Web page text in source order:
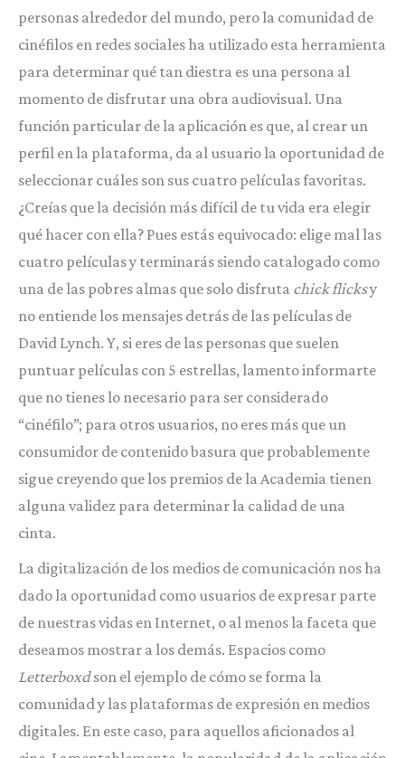
personas alrededor del mundo, pero la comunidad de
cinéfilos en redes sociales ha utilizado esta herramienta
para determinar qué tan diestra es una persona al
momento de disfrutar una obra audiovisual. Una
función particular de la aplicación es que, al crear un
perfil en la plataforma, da al usuario la oportunidad de
seleccionar cuáles son sus cuatro películas favoritas.
¿Creías que la decisión más difícil de tu vida era elegir
qué hacer con ella? Pues estás equivocado: elige mal las
cuatro películas y terminarás siendo catalogado como
una de las pobres almas que solo disfruta chick flicksy
no entiende los mensajes detrás de las películas de
David Lynch. Y, si eres de las personas que suelen
puntuar películas con 5 estrellas, lamento informarte
que no tienes lo necesario para ser considerado
“cinéfilo”; para otros usuarios, no eres más que un
consumidor de contenido basura que probablemente
sigue creyendo que los premios de la Academia tienen
alguna validez para determinar la calidad de una
cinta.
La digitalización de los medios de comunicación nos ha
dado la oportunidad como usuarios de expresar parte
de nuestras vidas en Internet, o al menos la faceta que
deseamos mostrar a los demás. Espacios como
Letterboxdson el ejemplo de cómo se forma la
comunidad y las plataformas de expresión en medios
digitales. En este caso, para aquellos aficionados al